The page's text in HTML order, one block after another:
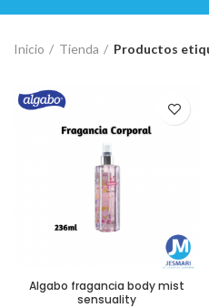
Inicio Tienda Productos
Algabo fragancia body mist
sensuality